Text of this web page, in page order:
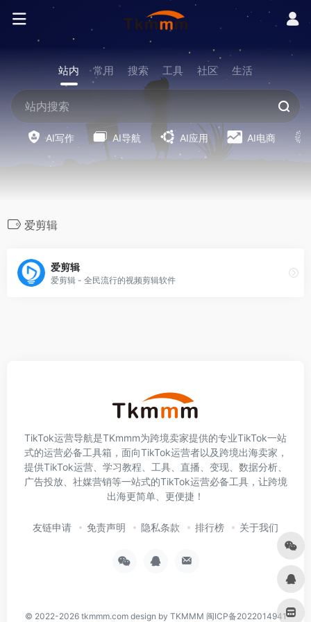
站内 常用 搜索 工具 社区 生活
AI写作 AI导航 AI应用 AI电商
爱剪辑
爱剪辑
爱剪辑 - 全民流行的视频剪辑软件
TikTok运营导航是TKmmm为跨境卖家提供的专业TikTok一站
式的运营必备工具箱，面向TikTok运营者以及跨境出海卖家，
提供TikTok运营、学习教程、工具、直播、变现、数据分析、
广告投放、社媒营销等一站式的TikTok运营必备工具，让跨境
出海更简单、更便捷！
友链申请 免责声明 隐私条款 排行榜 关于我们
© 2022-2026 tkmmm.comdesign by TKMMM 闽ICP备2022014941